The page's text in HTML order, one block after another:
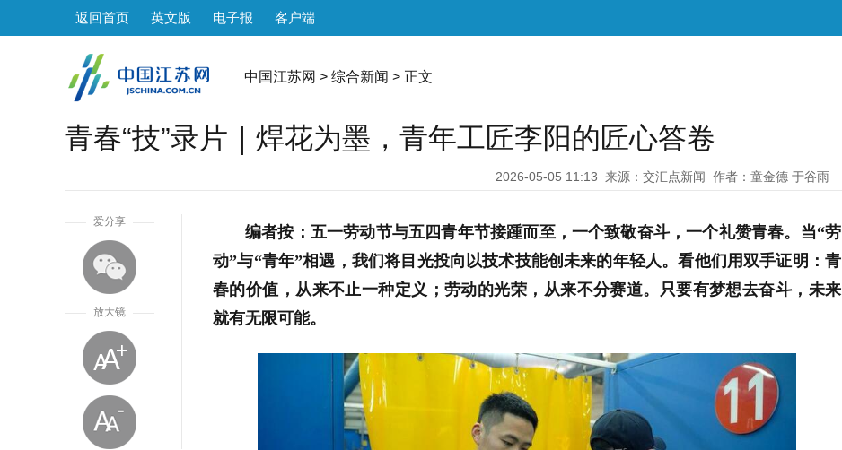
返回首页 英文版 电子报 客户端
中国江苏网 > 综合新闻 > 正文
青春“技”录片｜焊花为墨，青年工匠李阳的匠心答卷
2026-05-05 11:13 来源：交汇点新闻 作者：童金德 于谷雨
爱分享
放大镜
编者按：五一劳动节与五四青年节接踵而至，一个致敬奋斗，一个礼赞青春。当“劳
动”与“青年”相遇，我们将目光投向以技术技能创未来的年轻人。看他们用双手证明：青
春的价值，从来不止一种定义；劳动的光荣，从来不分赛道。只要有梦想去奋斗，未来
就有无限可能。